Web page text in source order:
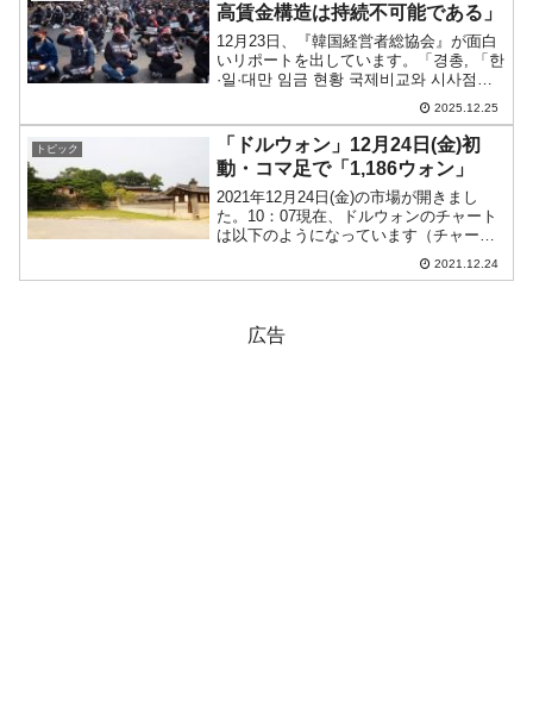
高賃金構造は持続不可能である」
12月23日、『韓国経営者総協会』が面白
いリポートを出しています。「경총, 「한
·일·대만 임금 현황 국제비교와 시사점」
보고서 발표（経総「韓・日・台湾の賃金
現況 国際比較と示唆」報告書を発表）」
というタイトルです。日本、台湾。韓国
の...
2025.12.25
トピック
「ドルウォン」12月24日(金)初
動・コマ足で「1,186ウォン」
2021年12月24日(金)の市場が開きまし
た。10：07現在、ドルウォンのチャート
は以下のようになっています（チャート
は『Investing.com』より引用）。コマ足
となっています。現在のところ「1ドル＝
2021.12.24
広告